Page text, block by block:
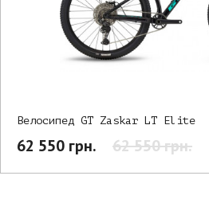
Велосипед GT Zaskar LT Elite
62 550 грн. 62 550 грн.